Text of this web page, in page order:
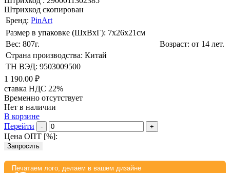
Штрихкод скопирован
Бренд: PinArt
Размер в упаковке (ШхВxГ): 7х26х21cм
Вес: 807г.
Возраст: от 14 лет.
Страна производства: Китай
ТН ВЭД: 9503009500
1 190.00 ₽
ставка НДС 22%
Временно отсутствует
Нет в наличии
В корзине
Перейти
- +
Цена ОПТ [%]:
Запросить
Печатаем лого, делаем в вашем дизайне